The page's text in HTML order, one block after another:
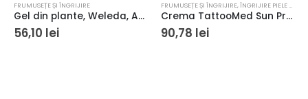
FRUMUSEȚE ȘI ÎNGRIJIRE
Gel din plante, Weleda, Arnicagel, pentru tratarea traumatismelor ușoare 25 gr
56,10 lei
FRUMUSEȚE ȘI ÎNGRIJIRE,ÎNGRIJIRE PIELE TATUAJ
Crema TattooMed Sun Protection SPF50+ 100 ml
90,78 lei